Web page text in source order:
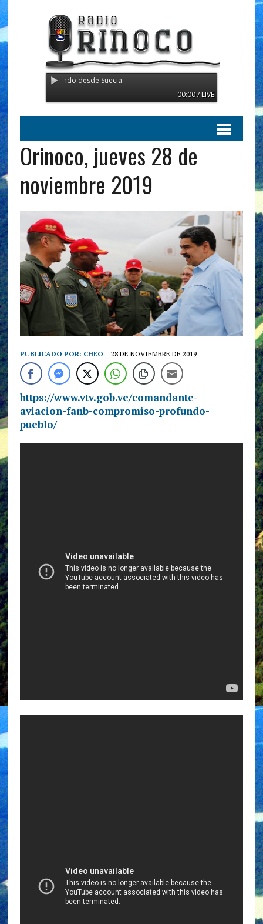
- Transmitiendo desde Suecia
00:00 / LIVE
Orinoco, jueves 28 de
noviembre 2019
PUBLICADO POR: CHEO 28 DE NOVIEMBRE DE 2019
https://www.vtv.gob.ve/comandante-
aviacion-fanb-compromiso-profundo-
pueblo/